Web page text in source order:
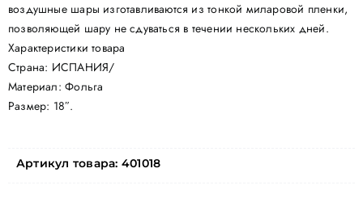
воздушные шары изготавливаются из тонкой миларовой пленки,
позволяющей шару не сдуваться в течении нескольких дней.
Характеристики товара
Страна: ИСПАНИЯ/
Материал: Фольга
Размер: 18″.
Артикул товара: 401018